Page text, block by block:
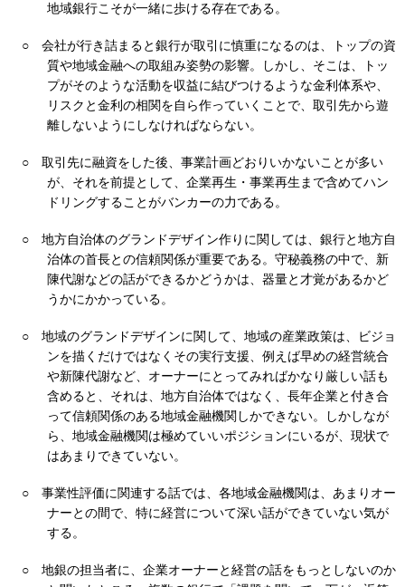
地域銀行こそが一緒に歩ける存在である。
○
会社が行き詰まると銀行が取引に慎重になるのは、トップの資
質や地域金融への取組み姿勢の影響。しかし、そこは、トッ
プがそのような活動を収益に結びつけるような金利体系や、
リスクと金利の相関を自ら作っていくことで、取引先から遊
離しないようにしなければならない。
○
取引先に融資をした後、事業計画どおりいかないことが多い
が、それを前提として、企業再生・事業再生まで含めてハン
ドリングすることがバンカーの力である。
○
地方自治体のグランドデザイン作りに関しては、銀行と地方自
治体の首長との信頼関係が重要である。守秘義務の中で、新
陳代謝などの話ができるかどうかは、器量と才覚があるかど
うかにかかっている。
○
地域のグランドデザインに関して、地域の産業政策は、ビジョ
ンを描くだけではなくその実行支援、例えば早めの経営統合
や新陳代謝など、オーナーにとってみればかなり厳しい話も
含めると、それは、地方自治体ではなく、長年企業と付き合
って信頼関係のある地域金融機関しかできない。しかしなが
ら、地域金融機関は極めていいポジションにいるが、現状で
はあまりできていない。
○
事業性評価に関連する話では、各地域金融機関は、あまりオー
ナーとの間で、特に経営について深い話ができていない気が
する。
○
地銀の担当者に、企業オーナーと経営の話をもっとしないのか